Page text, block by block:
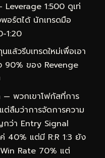
Leverage 1:500 ดูเท่
อร์ตได้ นักเทรดมือ
1:20
แล้วรีบเทรดใหม่เพื่อเอา
90% ของ Revenge
พวกเขาโฟกัสที่การ
ต่ลืมว่าการจัดการความ
กว่า Entry Signal
40% แต่มี R:R 1:3 ยัง
Win Rate 70% แต่